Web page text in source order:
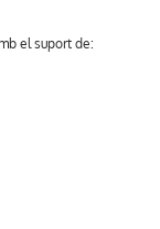
el suport de: